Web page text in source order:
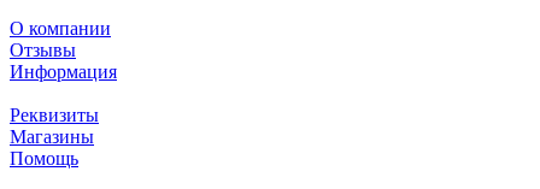
О компании
Отзывы
Информация
Реквизиты
Магазины
Помощь